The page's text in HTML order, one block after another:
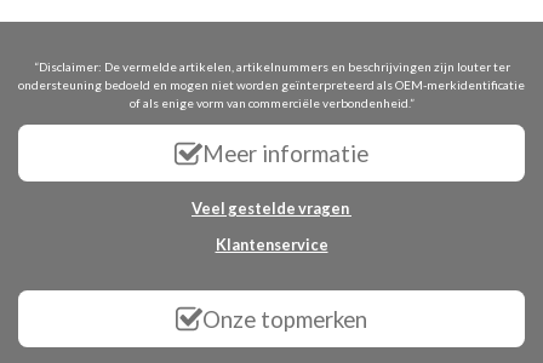
“Disclaimer: De vermelde artikelen, artikelnummers en beschrijvingen zijn louter ter
ondersteuning bedoeld en mogen niet worden geïnterpreteerd als OEM-merkidentificatie
of als enige vorm van commerciële verbondenheid.”
Meer informatie
Veel gestelde vragen
Klantenservice
Onze topmerken